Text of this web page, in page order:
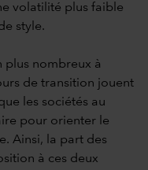
volatilité plus faible
style.
plus nombreux à
de transition jouent
les sociétés au
pour orienter le
Ainsi, la part des
à ces deux